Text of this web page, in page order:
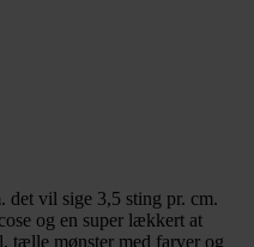
det vil sige 3,5 sting pr. cm.
og en super lækkert at
tælle mønster med farver og